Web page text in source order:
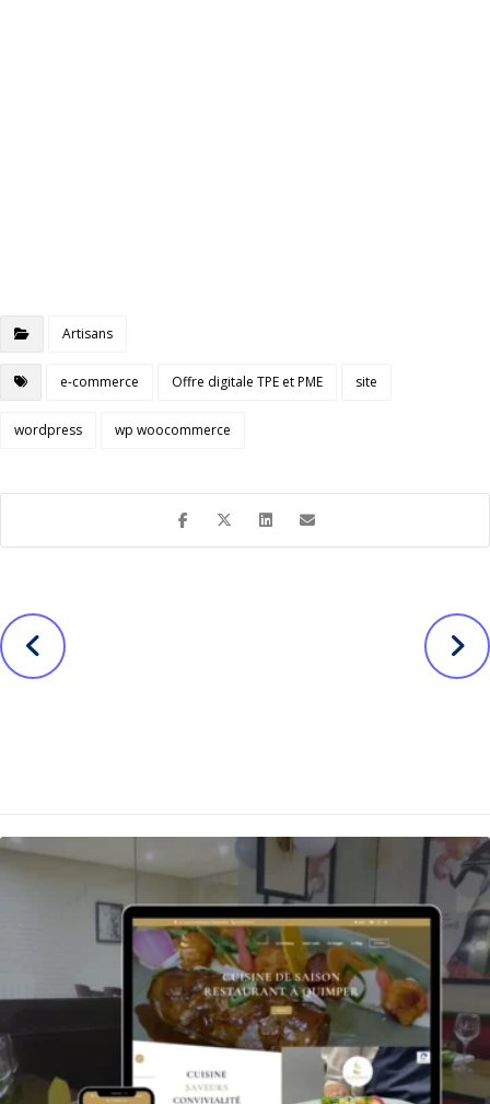
Artisans
e-commerce Offre digitale TPE et PME site
wordpress wp woocommerce